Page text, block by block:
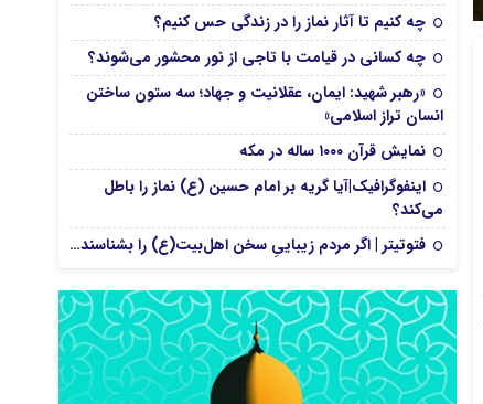
چه کنیم تا آثار نماز را در زندگی حس کنیم؟
چه کسانی در قیامت با تاجی از نور محشور می‌شوند؟
«رهبر شهید: ایمان، عقلانیت و جهاد؛ سه ستون ساختن
انسان تراز اسلامی»
نمایش قرآن ۱۰۰۰ ساله در مکه
اینفوگرافیک|آیا گریه بر امام حسین (ع) نماز را باطل
می‌کند؟
فتوتیتر | اگر مردم زیباییِ سخن اهل‌بیت(ع) را بشناسند…